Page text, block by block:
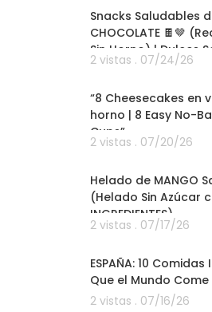
Snacks Saludables
CHOCOLATE 🍫🤎
Sin Horno) | Dulces
2 vistas . 07/24/26
“8 Cheesecakes en
horno | 8 Easy No-
Cups”
2 vistas . 07/20/26
Helado de MANGO
(Helado Sin Azúcar
INGREDIENTES)
2 vistas . 07/17/26
ESPAÑA: 10
Que el Mundo Come
2 vistas . 07/16/26